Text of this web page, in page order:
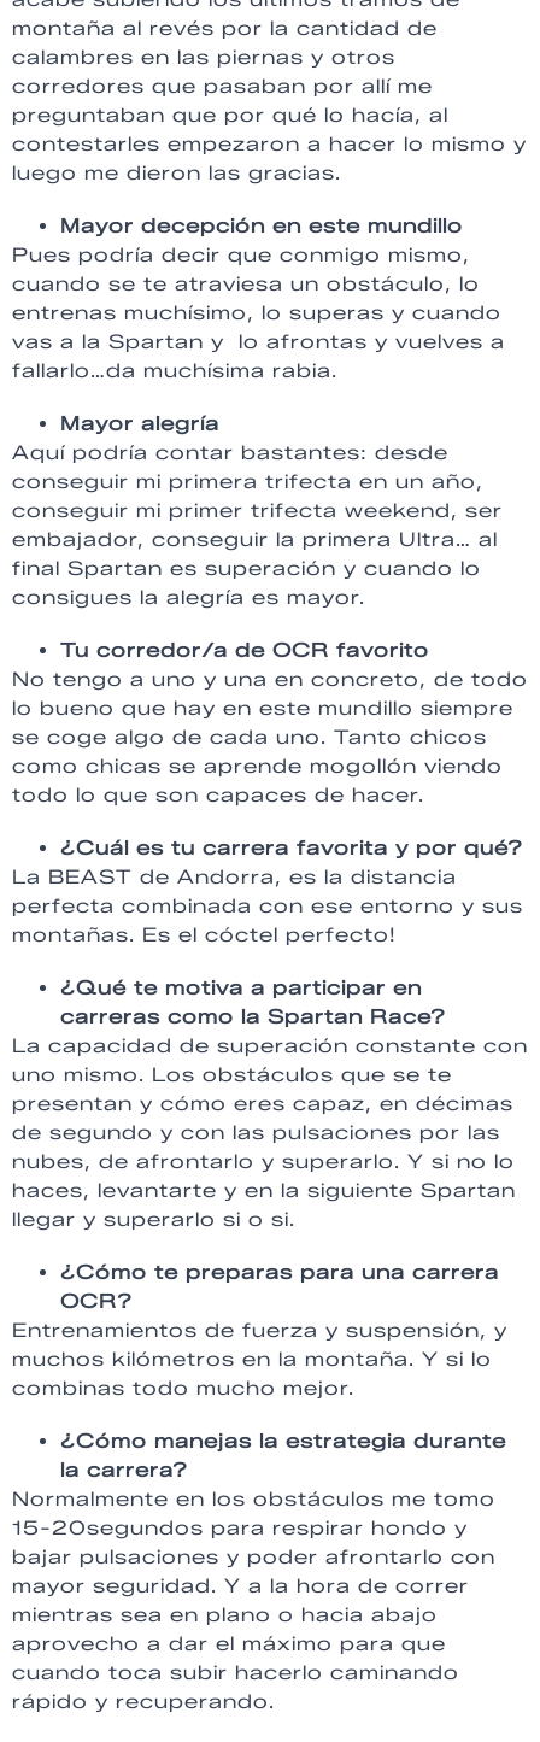
montaña al revés por la cantidad de
calambres en las piernas y otros
corredores que pasaban por allí me
preguntaban que por qué lo hacía, al
contestarles empezaron a hacer lo mismo y
luego me dieron las gracias.
Mayor decepción en este mundillo
Pues podría decir que conmigo mismo,
cuando se te atraviesa un obstáculo, lo
entrenas muchísimo, lo superas y cuando
vas a la Spartan y lo afrontas y vuelves a
fallarlo…da muchísima rabia.
Mayor alegría
Aquí podría contar bastantes: desde
conseguir mi primera trifecta en un año,
conseguir mi primer trifecta weekend, ser
embajador, conseguir la primera Ultra… al
final Spartan es superación y cuando lo
consigues la alegría es mayor.
Tu corredor/a de OCR favorito
No tengo a uno y una en concreto, de todo
lo bueno que hay en este mundillo siempre
se coge algo de cada uno. Tanto chicos
como chicas se aprende mogollón viendo
todo lo que son capaces de hacer.
¿Cuál es tu carrera favorita y por qué?
La BEAST de Andorra, es la distancia
perfecta combinada con ese entorno y sus
montañas. Es el cóctel perfecto!
¿Qué te motiva a participar en
carreras como la Spartan Race?
La capacidad de superación constante con
uno mismo. Los obstáculos que se te
presentan y cómo eres capaz, en décimas
de segundo y con las pulsaciones por las
nubes, de afrontarlo y superarlo. Y si no lo
haces, levantarte y en la siguiente Spartan
llegar y superarlo si o si.
¿Cómo te preparas para una carrera
OCR?
Entrenamientos de fuerza y suspensión, y
muchos kilómetros en la montaña. Y si lo
combinas todo mucho mejor.
¿Cómo manejas la estrategia durante
la carrera?
Normalmente en los obstáculos me tomo
15-20segundos para respirar hondo y
bajar pulsaciones y poder afrontarlo con
mayor seguridad. Y a la hora de correr
mientras sea en plano o hacia abajo
aprovecho a dar el máximo para que
cuando toca subir hacerlo caminando
rápido y recuperando.